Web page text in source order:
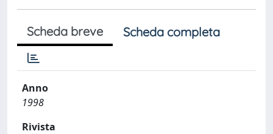
Scheda breve Scheda completa
Anno
1998
Rivista